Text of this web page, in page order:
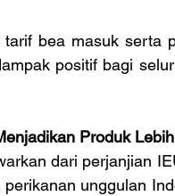
tarif bea masuk serta
positif bagi
Produk
dari perjanjian
unggulan